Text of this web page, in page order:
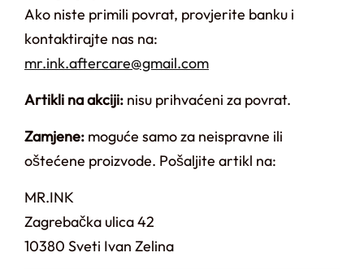
Ako niste primili povrat, provjerite banku i
kontaktirajte nas na:
mr.ink.aftercare@gmail.com
Artikli na akciji: nisu prihvaćeni za povrat.
Zamjene: moguće samo za neispravne ili
oštećene proizvode. Pošaljite artikl na:
MR.INK
Zagrebačka ulica 42
10380 Sveti Ivan Zelina